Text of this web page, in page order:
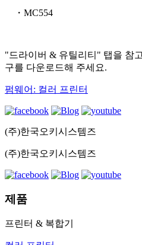
・MC554
"드라이버 & 유틸리티" 탭을 참
구를 다운로드해 주세요.
펌웨어: 컬러 프린터
(주)한국오키시스템즈
(주)한국오키시스템즈
제품
프린터 & 복합기